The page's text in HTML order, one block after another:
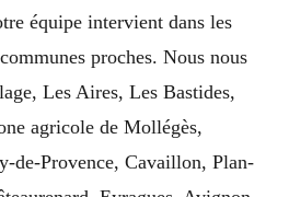
équipe intervient dans les
proches. Nous nous
Les Aires, Les Bastides,
agricole de Mollégès,
de-Provence, Cavaillon, Plan-